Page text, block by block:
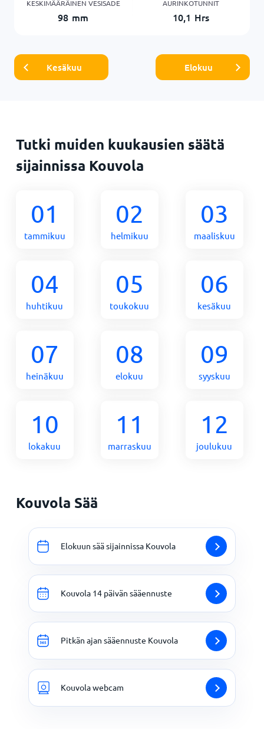
KESKIMÄÄRÄINEN VESISADE
98 mm
AURINKOTUNNIT
10,1 Hrs
Kesäkuu Elokuu
Tutki muiden kuukausien säätä
sijainnissa Kouvola
01
tammikuu
02
helmikuu
03
maaliskuu
04
huhtikuu
05
toukokuu
06
kesäkuu
07
heinäkuu
08
elokuu
09
syyskuu
10
lokakuu
11
marraskuu
12
joulukuu
Kouvola Sää
Elokuun sää sijainnissa Kouvola
Kouvola 14 päivän sääennuste
Pitkän ajan sääennuste Kouvola
Kouvola webcam